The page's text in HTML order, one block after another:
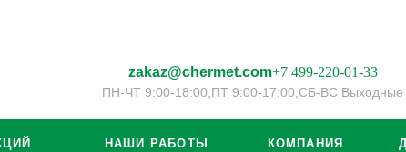
zakaz@chermet.com+7 499-220-01-33
ПН-ЧТ 9:00-18:00, ПТ 9:00-17:00, СБ-ВС Выходные
НАШИ РАБОТЫ КОМПАНИЯ